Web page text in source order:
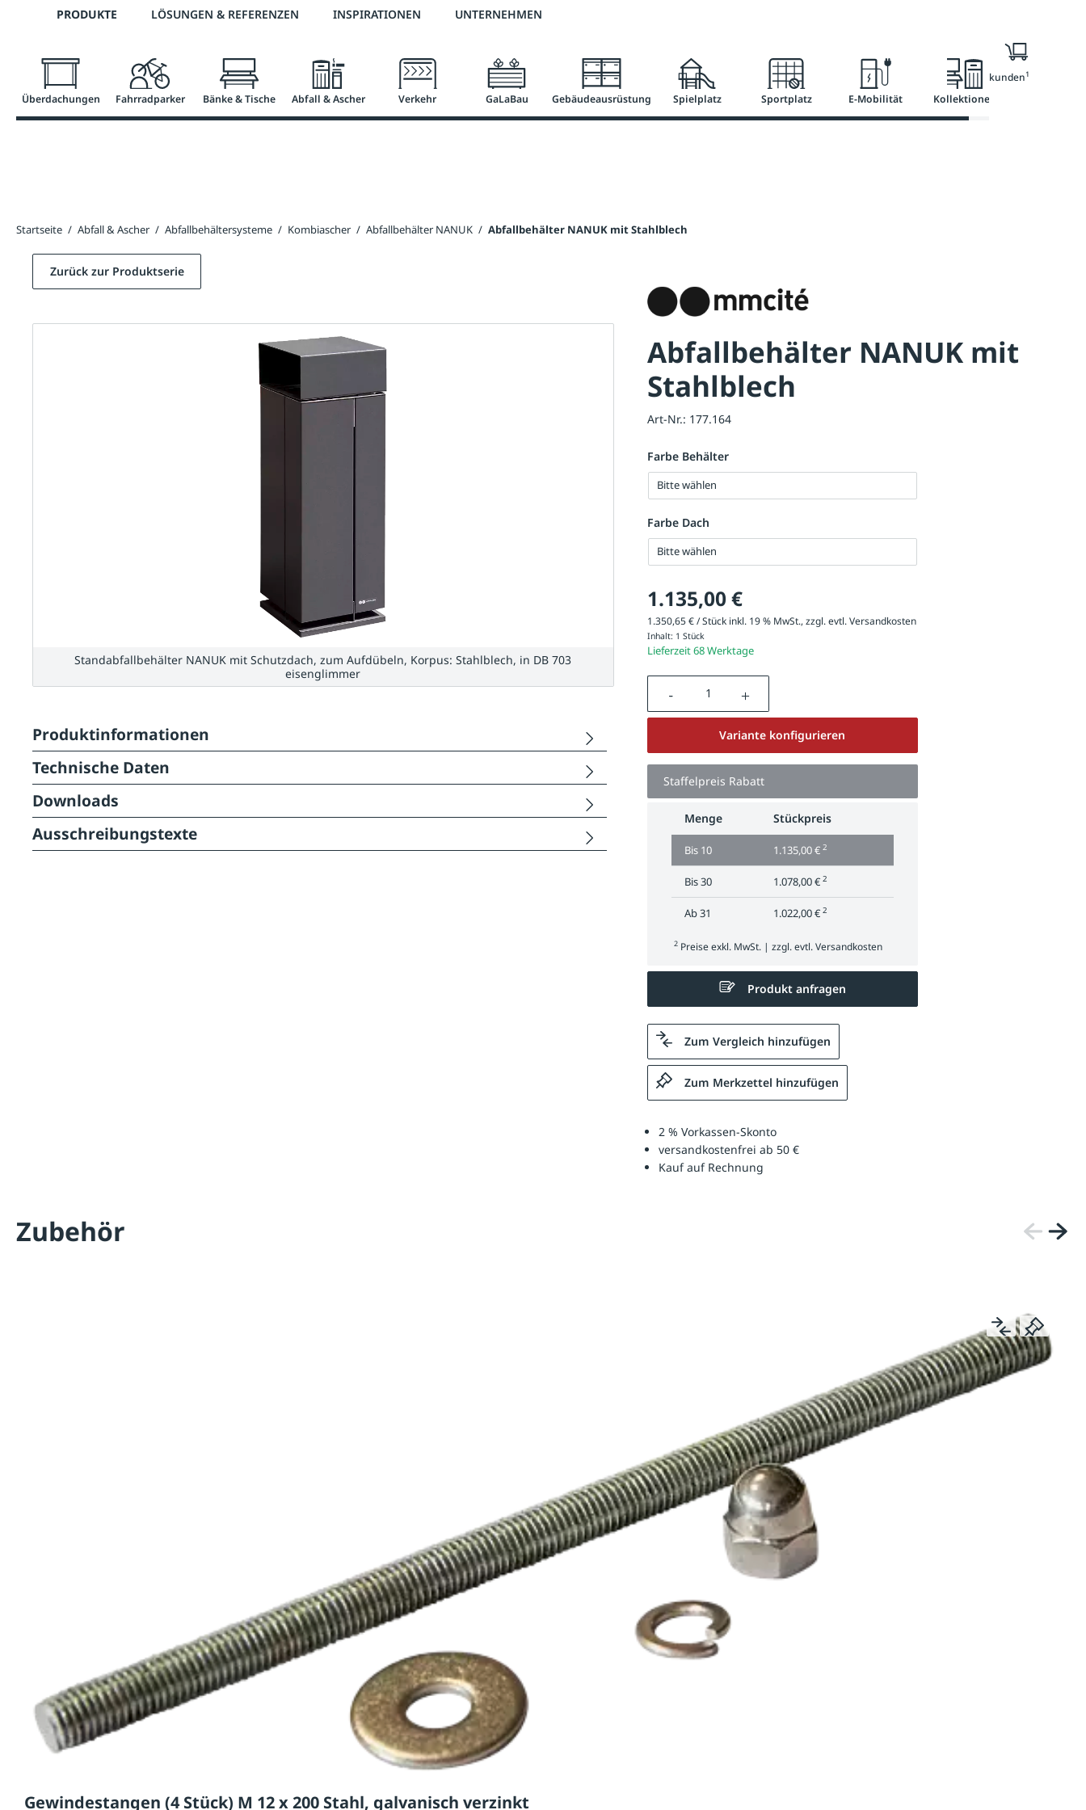
Zur Hauptnavigation springen
Telefon: 0800 / 100 49 02 2 % Vorkassen-Skonto versandkostenfrei ab 50 €
PRODUKTE LÖSUNGEN & REFERENZEN INSPIRATIONEN UNTERNEHMEN
Überdachungen Fahrradparker Bänke & Tische Abfall & Ascher Verkehr GaLaBau Gebäudeausrüstung Spielplatz Sportplatz E-Mobilität Kollektionen
Nur für Geschäftskunden1
Startseite / Abfall & Ascher / Abfallbehältersysteme / Kombiascher / Abfallbehälter NANUK / Abfallbehälter NANUK mit Stahlblech
Abfallbehälter NANUK mit
Stahlblech
Art-Nr.: 177.164
Farbe Behälter
Bitte wählen
Farbe Dach
Bitte wählen
1.135,00 €
1.350,65 € / Stück inkl. 19 % MwSt., zzgl. evtl.Versandkosten
Inhalt: 1 Stück
Lieferzeit 68 Werktage
Produkt Anzahl: Gib den gewünschten Wert ein oder
Variante konfigurieren
Staffelpreis Rabatt
Menge Stückpreis
Bis 10 1.135,00 € 2
Bis30 1.078,00 € 2
Ab31 1.022,00 € 2
2Preise exkl. MwSt. | zzgl. evtl.Versandkosten
Produkt anfragen
Zum Vergleich hinzufügen
Zum Merkzettel hinzufügen
2 % Vorkassen-Skonto
versandkostenfrei ab 50 €
Kauf auf Rechnung
Zurück zur Produktserie
Standabfallbehälter NANUK mit Schutzdach, zum Aufdübeln, Korpus: Stahlblech, in DB 703
eisenglimmer
Produktinformationen
Technische Daten
Downloads
Ausschreibungstexte
Zubehör
Gewindestangen (4 Stück) M 12 x 200 Stahl, galvanisch verzinkt